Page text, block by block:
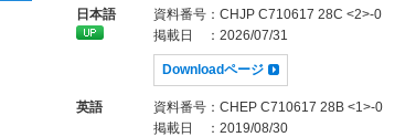
日本語 資料番号 ：CHJP C710617 28C <2>-0
掲載日
：2026/07/31
Downloadページ
英語 資料番号 ：CHEP C710617 28B <1>-0
掲載日
：2019/08/30